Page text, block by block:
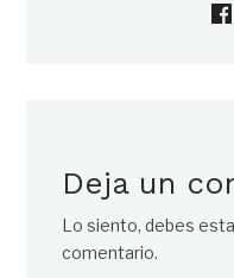
Deja un
Lo siento, debes
comentario.